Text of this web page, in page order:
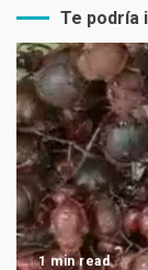
Te podría
1 min read